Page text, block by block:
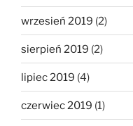
wrzesień 2019 (2)
sierpień 2019 (2)
lipiec 2019 (4)
czerwiec 2019 (1)